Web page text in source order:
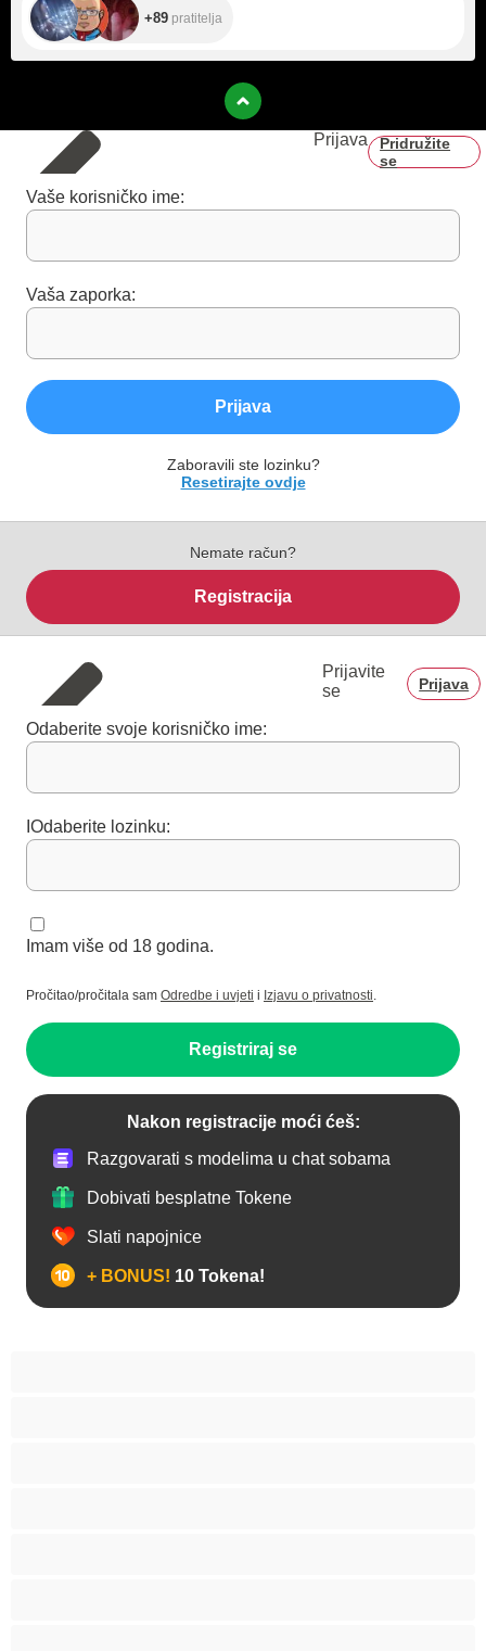
+89 pratitelja
Prijava
Pridružite
se
Vaše korisničko ime:
Vaša zaporka:
Prijava
Zaboravili ste lozinku?
Resetirajte ovdje
Nemate račun?
Registracija
Prijavite
se
Prijava
Odaberite svoje korisničko ime:
IOdaberite lozinku:
Imam više od 18 godina.
Pročitao/pročitala sam Odredbe i uvjeti i Izjavu o privatnosti.
Registriraj se
Nakon registracije moći ćeš:
Razgovarati s modelima u chat sobama
Dobivati besplatne Tokene
Slati napojnice
+ BONUS! 10 Tokena!